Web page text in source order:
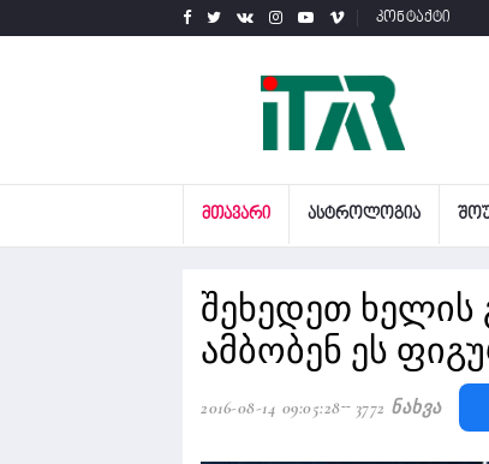
კონტაქტი
ᲛᲗᲐᲕᲐᲠᲘ ᲐᲡᲢᲠᲝᲚᲝᲒᲘᲐ
შეხედეთ ხელის
ამბობენ ეს
2016-08-14 09:05:28 3772 Ნახვა